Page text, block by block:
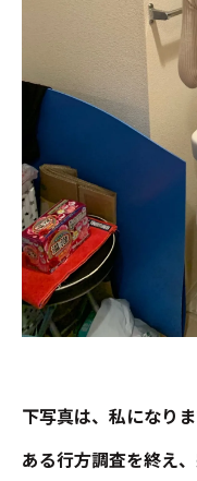
下写真は、私になりま
ある行方調査を終え